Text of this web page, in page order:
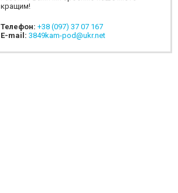
кращим!
Телефон: +38 (097) 37 07 167
E-mail: 3849kam-pod@ukr.net